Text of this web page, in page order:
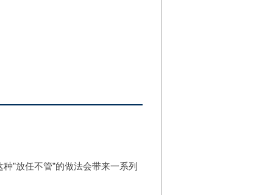
”放任不管”的做法会带来一系列